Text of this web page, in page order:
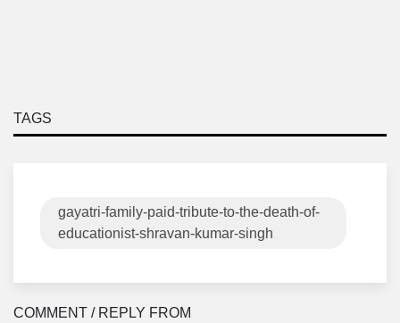
TAGS
gayatri-family-paid-tribute-to-the-death-of-
educationist-shravan-kumar-singh
COMMENT / REPLY FROM